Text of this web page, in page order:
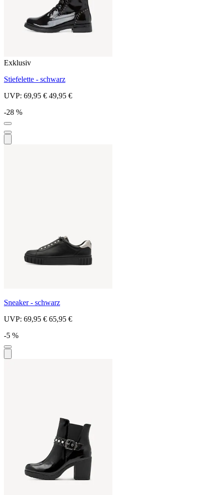
Exklusiv
Stiefelette - schwarz
UVP: 69,95 € 49,95 €
-28 %
Sneaker - schwarz
UVP: 69,95 € 65,95 €
-5 %